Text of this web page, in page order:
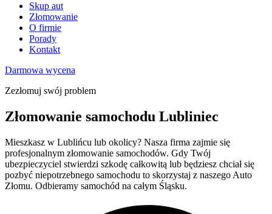
Skup aut
Złomowanie
O firmie
Porady
Kontakt
Darmowa wycena
Zezłomuj swój problem
Złomowanie samochodu Lubliniec
Mieszkasz w Lublińcu lub okolicy? Nasza firma zajmie się
profesjonalnym złomowanie samochodów. Gdy Twój
ubezpieczyciel stwierdzi szkodę całkowitą lub będziesz chciał się
pozbyć niepotrzebnego samochodu to skorzystaj z naszego Auto
Złomu. Odbieramy samochód na całym Śląsku.